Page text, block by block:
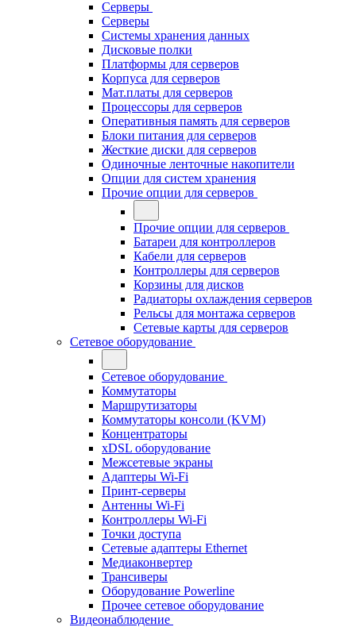
Серверы
Серверы
Системы хранения данных
Дисковые полки
Платформы для серверов
Корпуса для серверов
Мат.платы для серверов
Процессоры для серверов
Оперативныя память для серверов
Блоки питания для серверов
Жесткие диски для серверов
Одиночные ленточные накопители
Опции для систем хранения
Прочие опции для серверов
Прочие опции для серверов
Батареи для контроллеров
Кабели для серверов
Контроллеры для серверов
Корзины для дисков
Радиаторы охлаждения серверов
Рельсы для монтажа серверов
Сетевые карты для серверов
Сетевое оборудование
Сетевое оборудование
Коммутаторы
Маршрутизаторы
Коммутаторы консоли (KVM)
Концентраторы
xDSL оборудование
Межсетевые экраны
Адаптеры Wi-Fi
Принт-серверы
Антенны Wi-Fi
Контроллеры Wi-Fi
Точки доступа
Сетевые адаптеры Ethernet
Медиаконвертер
Трансиверы
Оборудование Powerline
Прочее сетевое оборудование
Видеонаблюдение